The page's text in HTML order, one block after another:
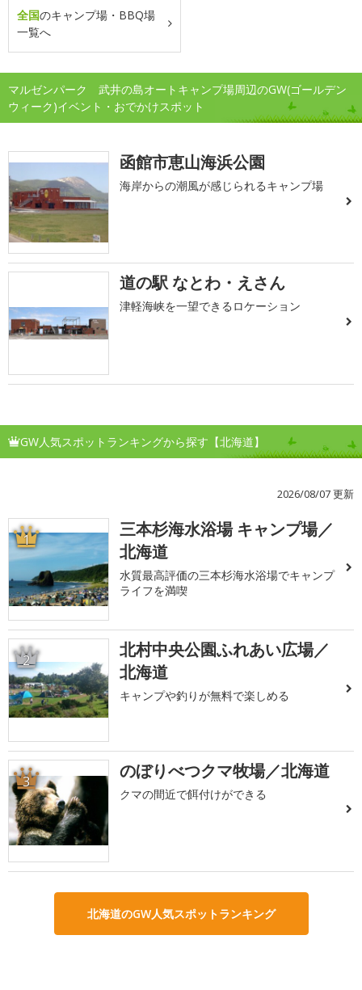
全国のキャンプ場・BBQ場
一覧へ
マルゼンパーク 武井の島オートキャンプ場周辺のGW(ゴールデン
ウィーク)イベント・おでかけスポット
函館市恵山海浜公園
海岸からの潮風が感じられるキャンプ場
道の駅 なとわ・えさん
津軽海峡を一望できるロケーション
GW人気スポットランキングから探す【北海道】
2026/08/07 更新
1
三本杉海水浴場 キャンプ場／
北海道
水質最高評価の三本杉海水浴場でキャンプ
ライフを満喫
2
北村中央公園ふれあい広場／
北海道
キャンプや釣りが無料で楽しめる
3 のぼりべつクマ牧場／北海道
クマの間近で餌付けができる
北海道のGW人気スポットランキング